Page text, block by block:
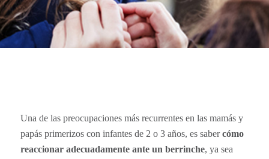
Una de las preocupaciones más recurrentes en las mamás y
papás primerizos con infantes de 2 o 3 años, es sabercómo
reaccionar adecuadamente ante un berrinche, ya sea